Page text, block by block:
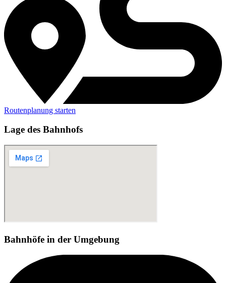
Routenplanung starten
Lage des Bahnhofs
Bahnhöfe in der Umgebung